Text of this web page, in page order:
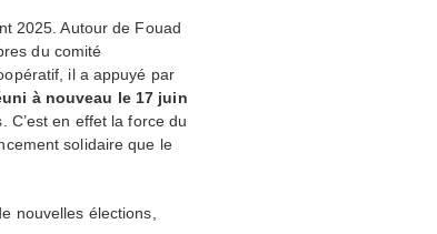
2025. Autour de Fouad
du comité
il a appuyé par
à nouveau le 17 juin
en effet la force du
solidaire que le
nouvelles élections,